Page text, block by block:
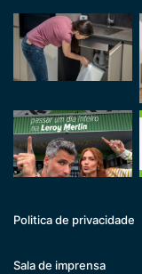
Politica de privacidade
Sala de imprensa